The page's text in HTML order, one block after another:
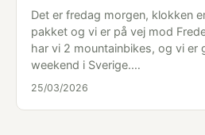
Det er fredag morgen, klokken
pakket og vi er på vej mod
har vi 2 mountainbikes, og vi er
weekend i Sverige.…
25/03/2026